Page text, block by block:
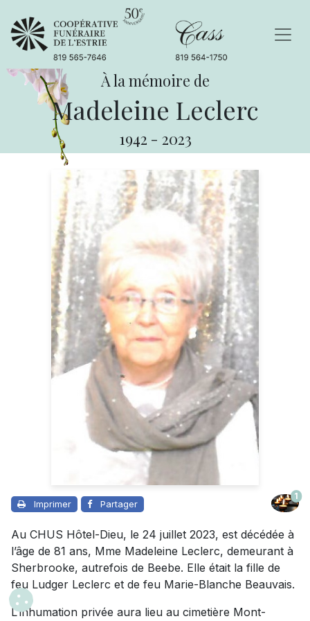
À la mémoire de
Madeleine Leclerc
1942 - 2023
Imprimer Partager
1
Au CHUS Hôtel-Dieu, le 24 juillet 2023, est décédée à
l’âge de 81 ans, Mme Madeleine Leclerc, demeurant à
Sherbrooke, autrefois de Beebe. Elle était la fille de
feu Ludger Leclerc et de feu Marie-Blanche Beauvais.
L’inhumation privée aura lieu au cimetière Mont-